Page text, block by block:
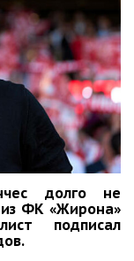
долго не
из ФК «Жирона»
подписал